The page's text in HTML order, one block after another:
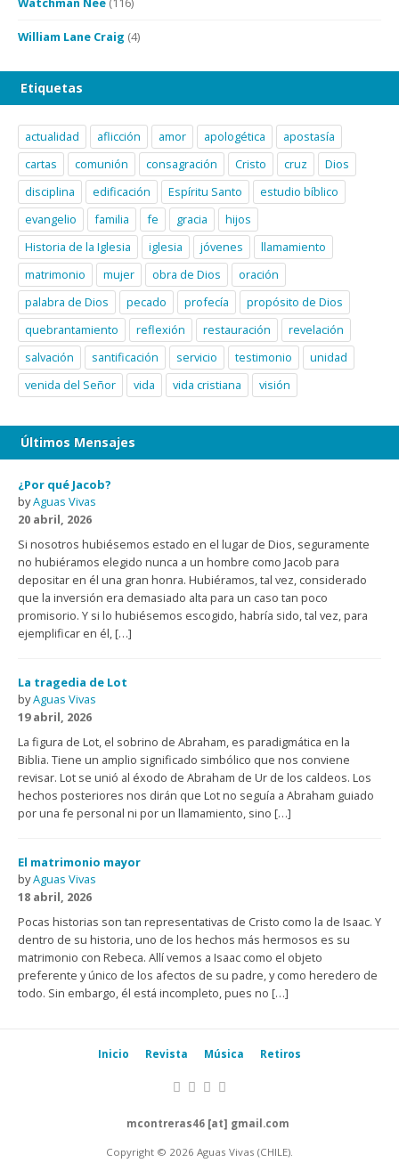
William Lane Craig (4)
Etiquetas
actualidad aflicción amor apologética
apostasía
cartas
comunión consagración Cristo cruz
Dios
disciplina
edificación Espíritu Santo
estudio bíblico
evangelio
familia fe gracia
hijos
Historia de la Iglesia
iglesia jóvenes
llamamiento
matrimonio
mujer obra de Dios
oración
palabra de Dios
pecado profecía
propósito de Dios
quebrantamiento
reflexión restauración
revelación
salvación
santificación servicio testimonio
unidad
venida del Señor
vida vida cristiana visión
Últimos Mensajes
¿Por qué Jacob?
byAguas Vivas
20 abril, 2026
Si nosotros hubiésemos estado en el lugar de Dios, seguramente
no hubiéramos elegido nunca a un hombre como Jacob para
depositar en él una gran honra. Hubiéramos, tal vez, considerado
que la inversión era demasiado alta para un caso tan poco
promisorio. Y si lo hubiésemos escogido, habría sido, tal vez, para
ejemplificar en él, […]
La tragedia de Lot
byAguas Vivas
19 abril, 2026
La figura de Lot, el sobrino de Abraham, es paradigmática en la
Biblia. Tiene un amplio significado simbólico que nos conviene
revisar. Lot se unió al éxodo de Abraham de Ur de los caldeos. Los
hechos posteriores nos dirán que Lot no seguía a Abraham guiado
por una fe personal ni por un llamamiento, sino […]
El matrimonio mayor
byAguas Vivas
18 abril, 2026
Pocas historias son tan representativas de Cristo como la de Isaac. Y
dentro de su historia, uno de los hechos más hermosos es su
matrimonio con Rebeca. Allí vemos a Isaac como el objeto
preferente y único de los afectos de su padre, y como heredero de
todo. Sin embargo, él está incompleto, pues no […]
Inicio Revista Música Retiros
mcontreras46 [at] gmail.com
Copyright © 2026 Aguas Vivas (CHILE).